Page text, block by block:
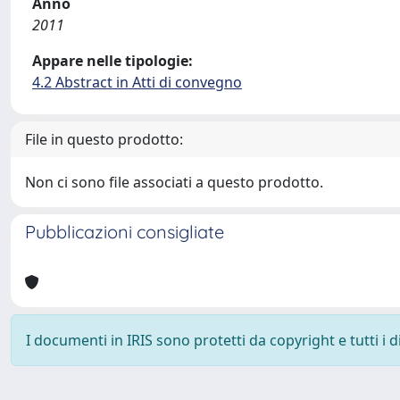
2011
Appare nelle tipologie:
4.2 Abstract in Atti di convegno
File in questo prodotto:
Non ci sono file associati a questo prodotto.
Pubblicazioni consigliate
I documenti in IRIS sono protetti da copyright e tutti i